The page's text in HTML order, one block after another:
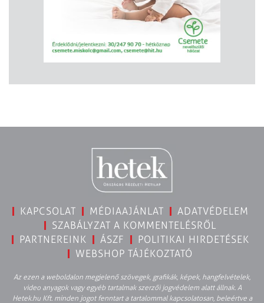
KAPCSOLAT MÉDIAAJÁNLAT
ADATVÉDELEM
SZABÁLYZAT A KOMMENTELÉSRŐL
PARTNEREINK
ÁSZF
POLITIKAI HIRDETÉSEK
WEBSHOP TÁJÉKOZTATÓ
Az ezen a weboldalon megjelenő szövegek, grafikák, képek, hangfelvételek,
video anyagok vagy egyéb tartalmak szerzői jogvédelem alatt állnak. A
Hetek.hu Kft. minden jogot fenntart a tartalommal kapcsolatosan, beleértve a